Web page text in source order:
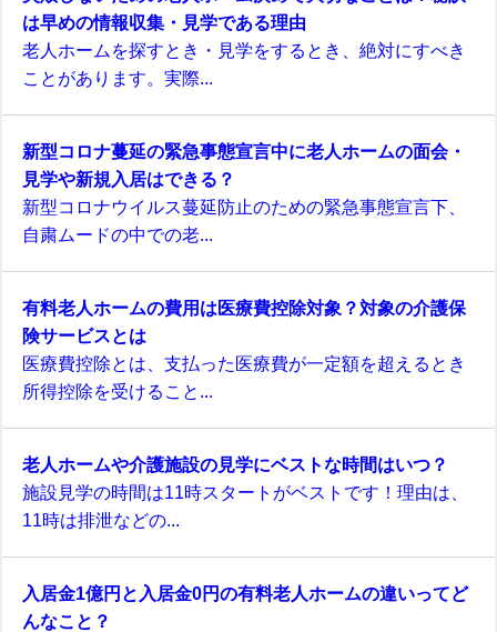
は早めの情報収集・見学である理由
老人ホームを探すとき・見学をするとき、絶対にすべき
ことがあります。実際...
新型コロナ蔓延の緊急事態宣言中に老人ホームの面会・
見学や新規入居はできる？
新型コロナウイルス蔓延防止のための緊急事態宣言下、
自粛ムードの中での老...
有料老人ホームの費用は医療費控除対象？対象の介護保
険サービスとは
医療費控除とは、支払った医療費が一定額を超えるとき
所得控除を受けること...
老人ホームや介護施設の見学にベストな時間はいつ？
施設見学の時間は11時スタートがベストです！理由は、
11時は排泄などの...
入居金1億円と入居金0円の有料老人ホームの違いってど
んなこと？